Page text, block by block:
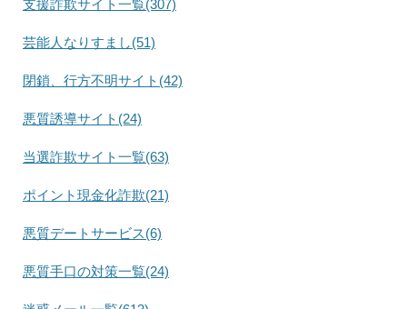
支援詐欺サイト一覧(307)
芸能人なりすまし(51)
閉鎖、行方不明サイト(42)
悪質誘導サイト(24)
当選詐欺サイト一覧(63)
ポイント現金化詐欺(21)
悪質デートサービス(6)
悪質手口の対策一覧(24)